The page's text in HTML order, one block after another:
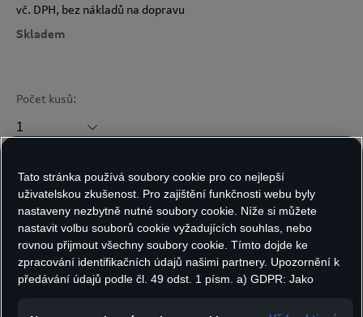
vč. DPH, bez nákladů na dopravu
Skladem
Počet kusů:
Do košíku
Nový design Audi s vylepšenou aerodynamikou
díky plochému, sportovnímu vzhledu. Luxusní
Tato stránka používá soubory cookie pro co nejlepší
uživatelskou zkušenost. Pro zajištění funkčnosti webu byly
nastaveny nezbytně nutné soubory cookie. Níže si můžete
nastavit volbu souborů cookie vyžadujících souhlas, nebo
rovnou přijmout všechny soubory cookie. Tímto dojde ke
zpracování identifikačních údajů našimi partnery. Upozornění k
předávání údajů podle čl. 49 odst. 1 písm. a) GDPR: Jako
používán Google Analytics. Nelze vyloučit, že společnost